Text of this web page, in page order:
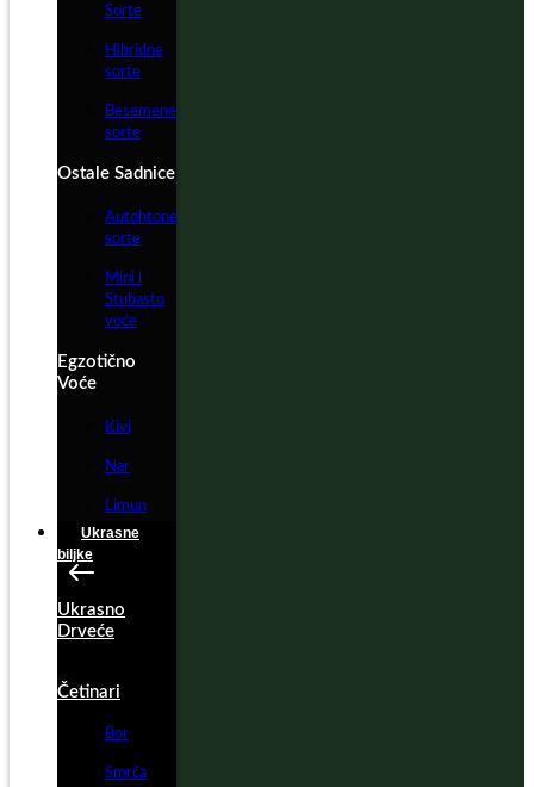
Sorte
Hibridne
sorte
Besemene
sorte
Ostale Sadnice
Autohtone
sorte
Mini i
Stubasto
voće
Egzotično
Voće
Kivi
Nar
Limun
Ukrasne
biljke
Ukrasno
Drveće
Četinari
Bor
Smrča